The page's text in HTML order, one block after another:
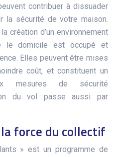
contribuer à dissuader
la sécurité de votre maison.
création d’un environnement
le domicile est occupé et
Elles peuvent être mises
coût, et constituent un
mesures de sécurité
du vol passe aussi par
force du collectif
» est un programme de